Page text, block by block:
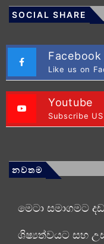
SOCIAL SHARE
Facebook
Like us on
Youtube
Subscribe US
නවතම
මෙටා සමාගමට
ශිෂ්‍යත්වයට සහ